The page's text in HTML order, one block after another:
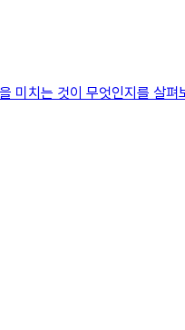
미치는 것이 무엇인지를 살